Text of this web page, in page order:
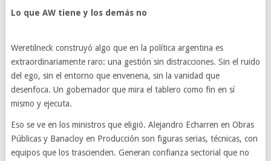
Lo que AW tiene y los demás no
Weretilneck construyó algo que en la política argentina es
extraordinariamente raro: una gestión sin distracciones. Sin el ruido
del ego, sin el entorno que envenena, sin la vanidad que
desenfoca. Un gobernador que mira el tablero como fin en sí
mismo y ejecuta.
Eso se ve en los ministros que eligió. Alejandro Echarren en Obras
Públicas y Banacloy en Producción son figuras serias, técnicas, con
equipos que los trascienden. Generan confianza sectorial que no